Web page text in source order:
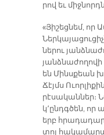
րով եւ
«Յի­շեց­նեմ, որ
նե­րու
են Մինս­քեան
Ճէյմս
րէ­սա­կան­ներ։
կ՚ընդգ­ծեն,
երբ
տոյ հա­կա­մարտ